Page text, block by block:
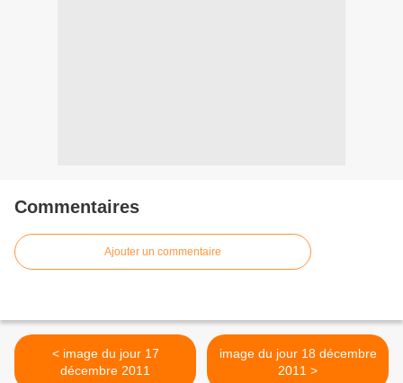
Commentaires
Ajouter un commentaire
< image du jour 17
décembre 2011
image du jour 18 décembre
2011 >